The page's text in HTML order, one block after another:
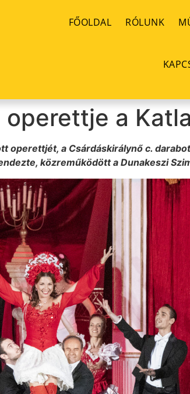
FŐOLDAL RÓLUNK
a
operettjét, a Csárdáskirálynő c.
közreműködött a Dunakeszi